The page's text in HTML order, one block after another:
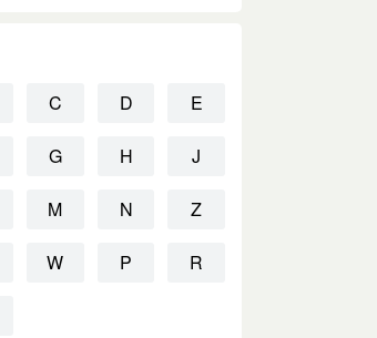
C D E
G H J
M N Z
W P R